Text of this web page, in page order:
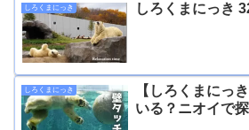
しろくまにっき しろくまにっき
しろくまにっき
【しろくまにっ
いる？ニオイで